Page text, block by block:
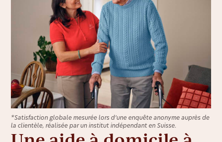
*Satisfaction globale mesurée lors d’une enquête anonyme auprès de
la clientèle, réalisée par un institut indépendant en Suisse.